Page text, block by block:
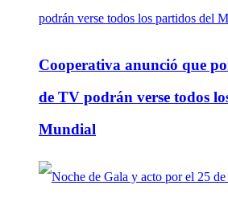
Cooperativa anunció que
de TV podrán verse todos
Mundial